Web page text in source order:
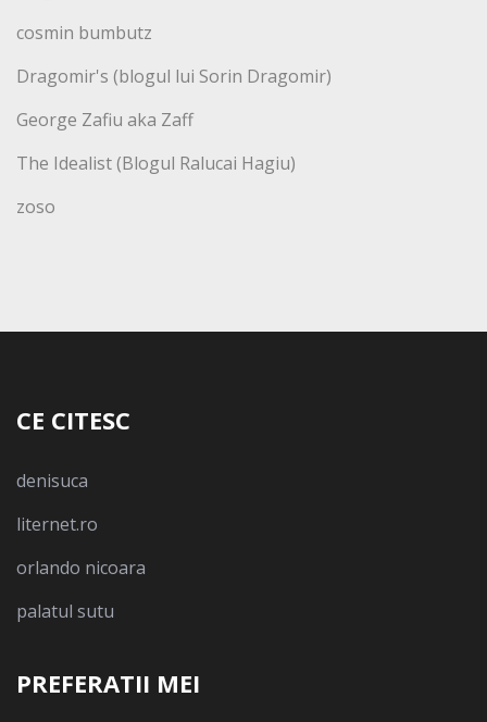
cosmin bumbutz
Dragomir's (blogul lui Sorin Dragomir)
George Zafiu aka Zaff
The Idealist (Blogul Ralucai Hagiu)
zoso
CE CITESC
denisuca
liternet.ro
orlando nicoara
palatul sutu
PREFERATII MEI